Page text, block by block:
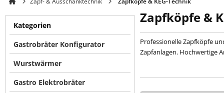
Zapfköpfe &
Professionelle Zapfköpfe
Zapfanlagen. Hochwertige
Kategorien
Gastrobräter Konfigurator
Wurstwärmer
Gastro Elektrobräter